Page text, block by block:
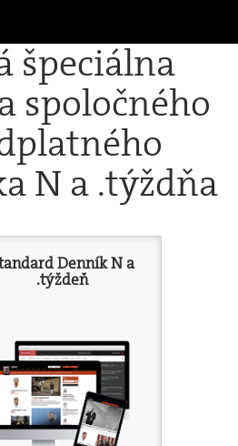
špeciálna
spoločného
N a .týždňa
Denník N a
.týždeň